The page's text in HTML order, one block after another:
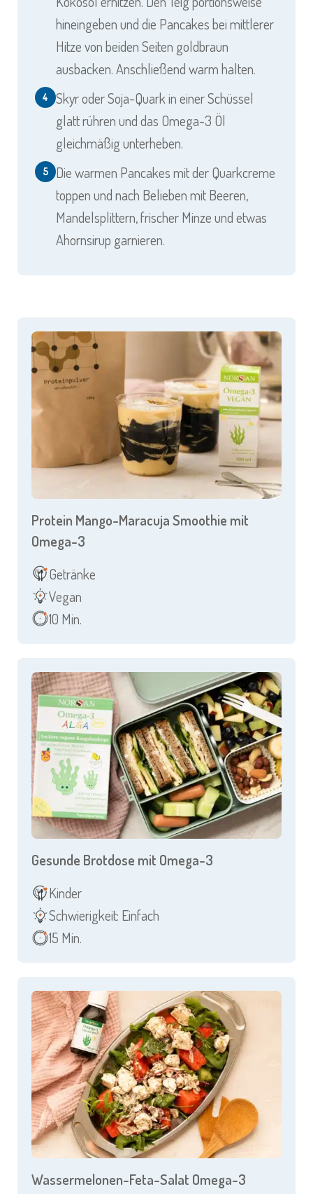
hineingeben und die Pancakes bei mittlerer
Hitze von beiden Seiten goldbraun
ausbacken. Anschließend warm halten.
4
Skyr oder Soja-Quark in einer Schüssel
glatt rühren und das Omega-3 Öl
gleichmäßig unterheben.
5
Die warmen Pancakes mit der Quarkcreme
toppen und nach Belieben mit Beeren,
Mandelsplittern, frischer Minze und etwas
Ahornsirup garnieren.
Protein Mango-Maracuja Smoothie mit
Omega-3
Getränke
Vegan
10 Min.
Gesunde Brotdose mit Omega-3
Kinder
Schwierigkeit: Einfach
15 Min.
Wassermelonen-Feta-Salat Omega-3